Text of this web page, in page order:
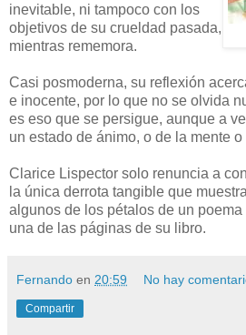
inevitable, ni tampoco con los
objetivos de su crueldad pasada,
mientras rememora.
Casi posmoderna, su reflexión
e inocente, por lo que no se olvida
es eso que se persigue, aunque a
un estado de ánimo, o de la mente
Clarice Lispector solo renuncia a
la única derrota tangible que
algunos de los pétalos de un
una de las páginas de su libro.
Fernando en 20:59 No hay
Compartir